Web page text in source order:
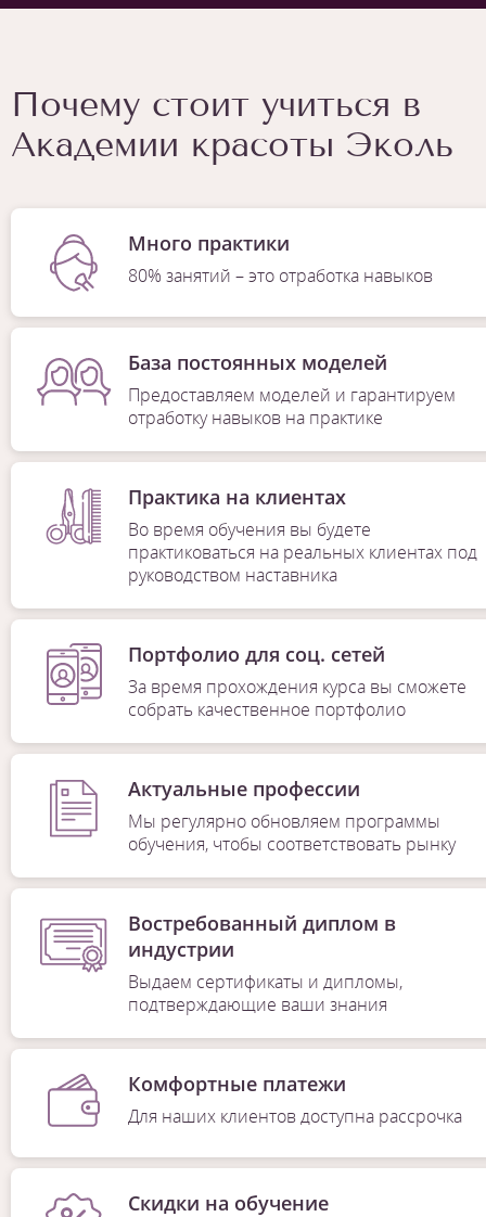
Почему стоит учиться в
Академии красоты Эколь
Много практики
80% занятий – это отработка навыков
База постоянных моделей
Предоставляем моделей и гарантируем
отработку навыков на практике
Практика на клиентах
Во время обучения вы будете
практиковаться на реальных клиентах под
руководством наставника
Портфолио для соц. сетей
За время прохождения курса вы сможете
собрать качественное портфолио
Актуальные профессии
Мы регулярно обновляем программы
обучения, чтобы соответствовать рынку
Востребованный диплом в
индустрии
Выдаем сертификаты и дипломы,
подтверждающие ваши знания
Комфортные платежи
Для наших клиентов доступна рассрочка
Скидки на обучение